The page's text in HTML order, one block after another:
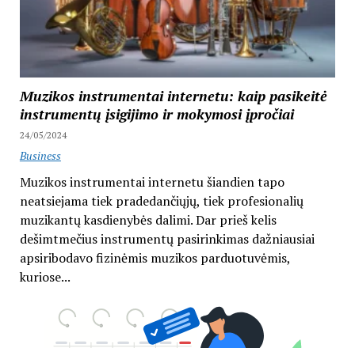
Muzikos instrumentai internetu: kaip pasikeitė
instrumentų įsigijimo ir mokymosi įpročiai
24/05/2024
Business
Muzikos instrumentai internetu šiandien tapo
neatsiejama tiek pradedančiųjų, tiek profesionalių
muzikantų kasdienybės dalimi. Dar prieš kelis
dešimtmečius instrumentų pasirinkimas dažniausiai
apsiribodavo fizinėmis muzikos parduotuvėmis,
kuriose...